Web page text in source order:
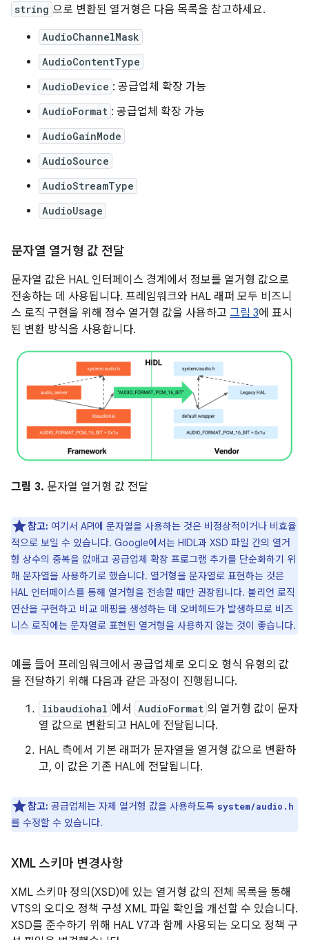
string 으로 변환된 열거형은 다음 목록을 참고하세요.
AudioChannelMask
AudioContentType
AudioDevice : 공급업체 확장 가능
AudioFormat : 공급업체 확장 가능
AudioGainMode
AudioSource
AudioStreamType
AudioUsage
문자열 열거형 값 전달
문자열 값은 HAL 인터페이스 경계에서 정보를 열거형 값으로
전송하는 데 사용됩니다. 프레임워크와 HAL 래퍼 모두 비즈니
스 로직 구현을 위해 정수 열거형 값을 사용하고 그림 3에 표시
된 변환 방식을 사용합니다.
그림 3. 문자열 열거형 값 전달
참고: 여기서 API에 문자열을 사용하는 것은 비정상적이거나 비효율
적으로 보일 수 있습니다. Google에서는 HIDL과 XSD 파일 간의 열거
형 상수의 중복을 없애고 공급업체 확장 프로그램 추가를 단순화하기 위
해 문자열을 사용하기로 했습니다. 열거형을 문자열로 표현하는 것은
HAL 인터페이스를 통해 열거형을 전송할 때만 권장됩니다. 불리언 로직
연산을 구현하고 비교 매핑을 생성하는 데 오버헤드가 발생하므로 비즈
니스 로직에는 문자열로 표현된 열거형을 사용하지 않는 것이 좋습니다.
예를 들어 프레임워크에서 공급업체로 오디오 형식 유형의 값
을 전달하기 위해 다음과 같은 과정이 진행됩니다.
libaudiohal 에서 AudioFormat 의 열거형 값이 문자
열 값으로 변환되고 HAL에 전달됩니다.
HAL 측에서 기본 래퍼가 문자열을 열거형 값으로 변환하
고, 이 값은 기존 HAL에 전달됩니다.
참고: 공급업체는 자체 열거형 값을 사용하도록 system/audio.h
를 수정할 수 있습니다.
XML 스키마 변경사항
XML 스키마 정의(XSD)에 있는 열거형 값의 전체 목록을 통해
VTS의 오디오 정책 구성 XML 파일 확인을 개선할 수 있습니다.
XSD를 준수하기 위해 HAL V7과 함께 사용되는 오디오 정책 구